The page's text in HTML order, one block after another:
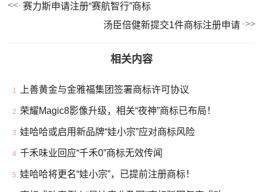
赛力斯申请注册“赛航智行”商标
汤臣倍健新提交1件商标注册申请
相关内容
1 上善黄金与金雅福集团签署商标许可协议
2 荣耀Magic8影像升级，相关“夜神”商标已布局！
3 娃哈哈或启用新品牌“娃小宗”应对商标风险
4 千禾味业回应“千禾0”商标无效传闻
5 娃哈哈将更名“娃小宗”，已提前注册商标！